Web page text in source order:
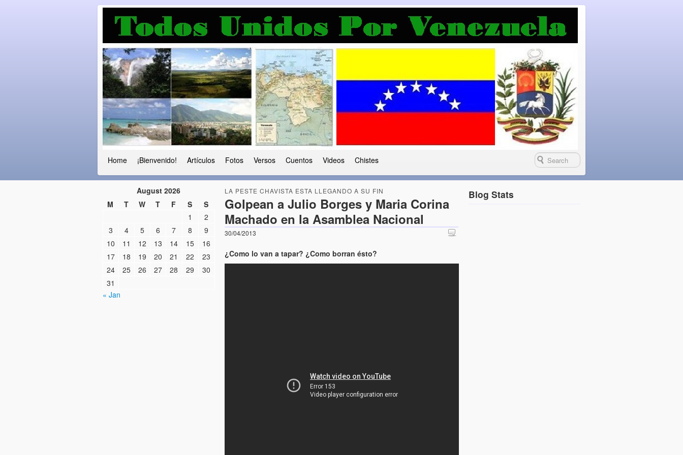
Luchando por la Democracia
Fuera el chavismo, la peor peste que le ha caido a esta tierra
Home ¡Bienvenido! Artículos Fotos Versos Cuentos Videos Chistes
LA PESTE CHAVISTA ESTA LLEGANDO A SU FIN
Golpean a Julio Borges y Maria Corina
Machado en la Asamblea Nacional
30/04/2013
¿Como lo van a tapar? ¿Como borran ésto?
August 2026
M
T W T F S
S
1
2
3
4 5 6 7 8
9
10
11 12 13 14 15
16
17
18 19 20 21 22
23
24
25 26 27 28 29
30
31
« Jan
Blog Stats